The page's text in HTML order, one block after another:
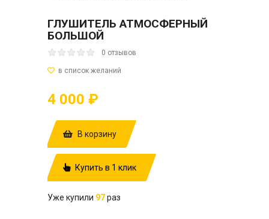
ГЛУШИТЕЛЬ АТМОСФЕРНЫЙ
БОЛЬШОЙ
0 отзывов
4 000 ₽
В корзину
Купить в 1 клик
Уже купили 97раз